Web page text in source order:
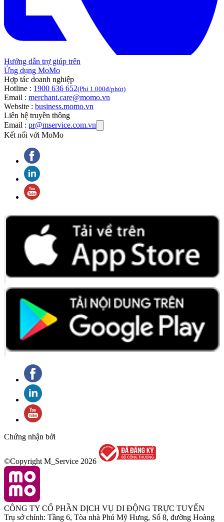
Hướng dẫn trợ giúp trên
Ứng dụng MoMo
Hợp tác doanh nghiệp
Hotline : 1900 636 652(Phí 1.000đ/phút)
Email : merchant.care@momo.vn
Website : business.momo.vn
Liên hệ truyền thông
Email : pr@mservice.com.vn
Kết nối với MoMo
Chứng nhận bởi
©Copyright M_Service 2026
CÔNG TY CỔ PHẦN DỊCH VỤ DI ĐỘNG TRỰC TUYẾN
Trụ sở chính: Tầng 6, Tòa nhà Phú Mỹ Hưng, Số 8, đường Hoàng